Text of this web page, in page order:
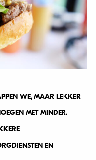
WE, MAAR LEKKER
MET MINDER.
EN